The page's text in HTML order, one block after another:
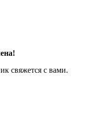
свяжется с вами.